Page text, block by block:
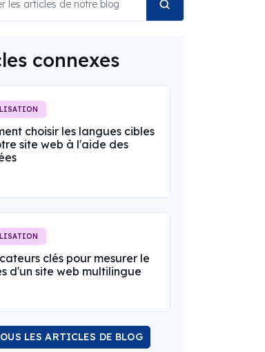
connexes
choisir les langues cibles
site web à l'aide des
clés pour mesurer le
d'un site web multilingue
LES ARTICLES DE BLOG